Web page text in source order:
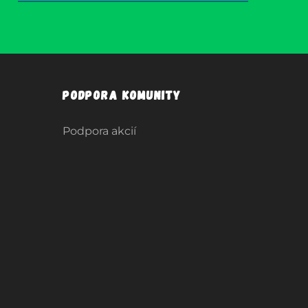
Podpora komunity
Podpora akcií